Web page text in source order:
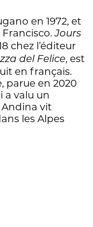
en 1972, et
Francisco.Jours
chez l’éditeur
del Felice, est
en français.
parue en 2020
a valu un
vit
les Alpes